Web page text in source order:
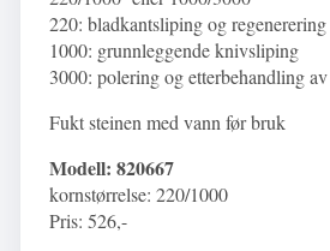
220: bladkantsliping og regenerering
1000: grunnleggende knivsliping
3000: polering og etterbehandling
Fukt steinen med vann før bruk
Modell: 820667
kornstørrelse: 220/1000
Pris: 526,-